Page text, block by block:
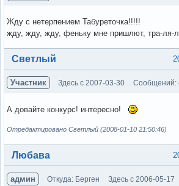
Жду с нетерпением Табуреточка!!!!!
жду, жду, жду, феньку мне пришлют, тра-ля-
Вне форума
Светлый
Участник Здесь с 2007-03-30 Сообщений:
А довайте конкурс! интересно!
Отредактировано Светлый (2008-01-10 21:50:46)
Вне форума
Любава
админ Откуда: Берген Здесь с 2006-05-17